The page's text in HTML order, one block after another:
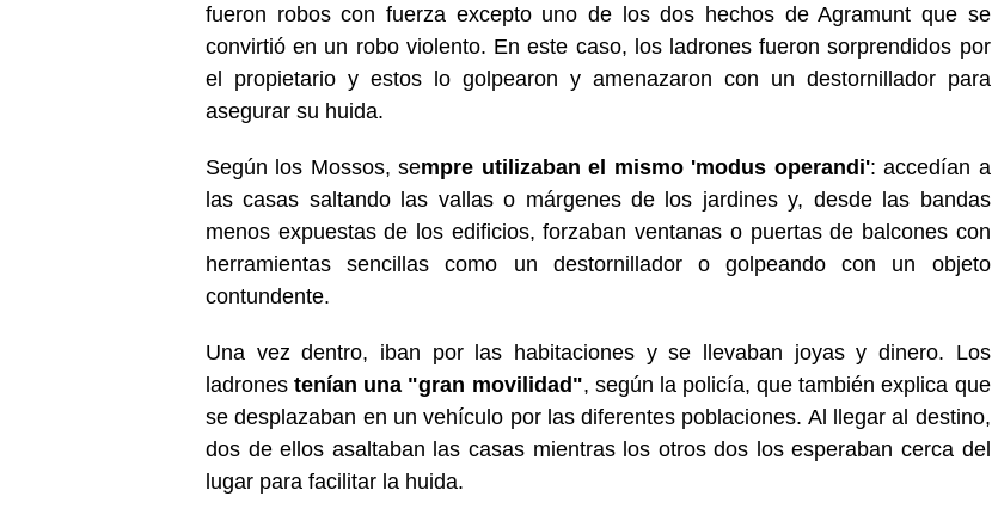
fueron robos con fuerza excepto uno de los dos hechos de Agramunt que se
convirtió en un robo violento. En este caso, los ladrones fueron sorprendidos por
el propietario y estos lo golpearon y amenazaron con un destornillador para
asegurar su huida.
Según los Mossos, sempre utilizaban el mismo 'modus operandi': accedían a
las casas saltando las vallas o márgenes de los jardines y, desde las bandas
menos expuestas de los edificios, forzaban ventanas o puertas de balcones con
herramientas sencillas como un destornillador o golpeando con un objeto
contundente.
Una vez dentro, iban por las habitaciones y se llevaban joyas y dinero. Los
ladronestenían una "gran movilidad", según la policía, que también explica que
se desplazaban en un vehículo por las diferentes poblaciones. Al llegar al destino,
dos de ellos asaltaban las casas mientras los otros dos los esperaban cerca del
lugar para facilitar la huida.